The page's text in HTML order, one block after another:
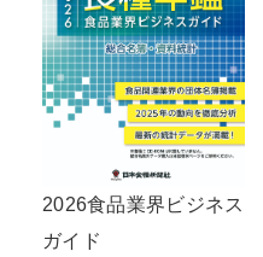
2026食品業界ビジネス
ガイド